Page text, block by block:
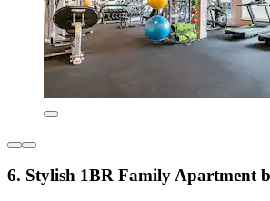
6. Stylish 1BR Family Apartment